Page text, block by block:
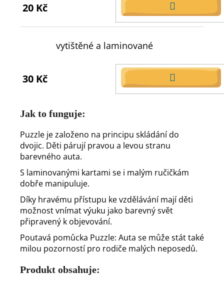
20 Kč
DO
KOŠÍKU
vytištěné a laminované
30 Kč
DO
KOŠÍKU
Jak to funguje:
Puzzle je založeno na principu skládání do
dvojic. Děti párují pravou a levou stranu
barevného auta.
S laminovanými kartami se i malým ručičkám
dobře manipuluje.
Díky hravému přístupu ke vzdělávání mají děti
možnost vnímat výuku jako barevný svět
připravený k objevování.
Poutavá pomůcka Puzzle: Auta se může stát také
milou pozorností pro rodiče malých neposedů.
Produkt obsahuje: